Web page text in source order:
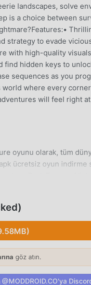
landscapes, solve
is a choice between
strategy to evade
with high-quality
find hidden keys to
sequences as you
where every
will feel right
oyunu olarak, tüm
ücretsiz oyun
ücretsiz olarak
modunun
ücretsiz olduğunu vaat
1.8 indirip
göz atın.
@MODDROID.CO'ya